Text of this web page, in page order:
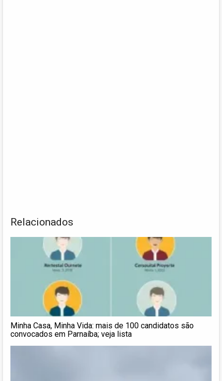
Relacionados
Minha Casa, Minha Vida: mais de 100 candidatos são
convocados em Parnaíba; veja lista